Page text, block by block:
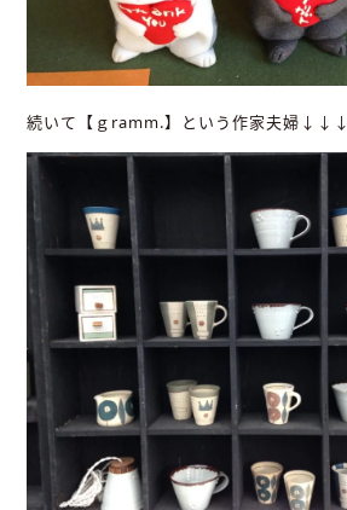
続いて【ｇramm.】という作家夫婦↓↓↓